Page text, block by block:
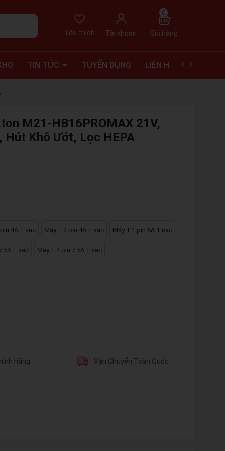
Yêu thích Tài khoản
0
Giỏ hàng
TIN TỨC TUYỂN DỤNG LIÊN HỆ VIDEO
M21-HB16PROMAX 21V,
Khô Ướt, Lọc HEPA
4A + sạc Máy + 2 pin 4A + sạc Máy + 1 pin 6A + sạc
+ sạc Máy + 2 pin 7.5A + sạc
hãng Vận Chuyển Toàn Quốc